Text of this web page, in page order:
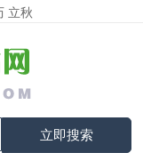
立秋
立即搜索